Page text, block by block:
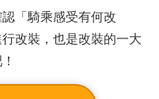
「騎乘感受有何改
改裝，也是改裝的一大